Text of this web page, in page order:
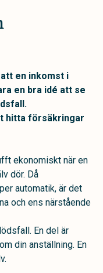
en inkomst i
en bra idé att se
hitta försäkringar
ekonomiskt när en
dör. Då
automatik, är det
och ens närstående
En del är
din anställning. En